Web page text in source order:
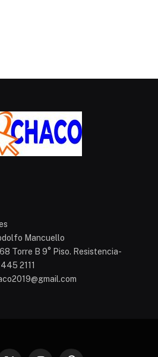
Mancuello
Torre B 9° Piso. Resistencia-
2111